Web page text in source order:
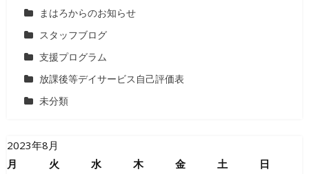
まはろからのお知らせ
スタッフブログ
支援プログラム
放課後等デイサービス自己評価表
未分類
2023年8月
月
火 水 木 金 土
日